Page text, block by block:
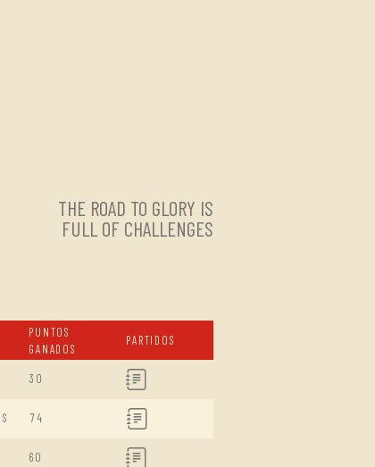
THE ROAD TO GLORY IS
FULL OF CHALLENGES
PUNTOS
GANADOS
PARTIDOS
30
74
60